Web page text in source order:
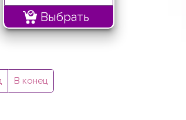
Выбрать
В конец